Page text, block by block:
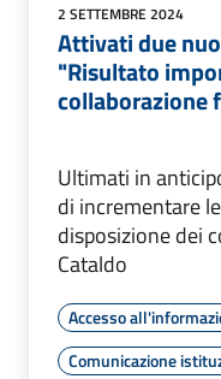
2 SETTEMBRE 2024
Attivati due
"Risultato
collaborazione
Ultimati in
di incrementare
disposizione dei
Cataldo
Accesso
Comunicazione